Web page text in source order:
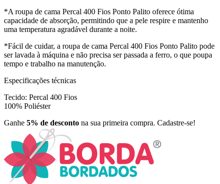
*A roupa de cama Percal 400 Fios Ponto Palito oferece ótima
capacidade de absorção, permitindo que a pele respire e mantenho
uma temperatura agradável durante a noite.
*Fácil de cuidar, a roupa de cama Percal 400 Fios Ponto Palito pode
ser lavada à máquina e não precisa ser passada a ferro, o que poupa
tempo e trabalho na manutenção.
Especificações técnicas
Tecido: Percal 400 Fios
100% Poliéster
Ganhe 5% de desconto na sua primeira compra. Cadastre-se!